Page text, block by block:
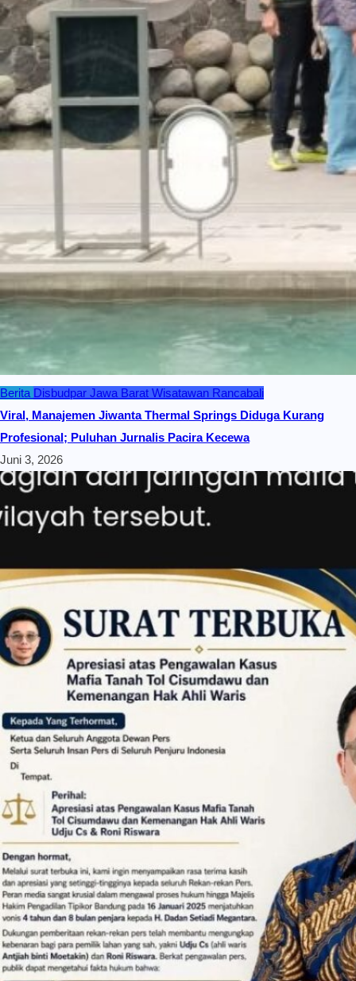
Berita Disbudpar Jawa Barat Wisatawan Rancabali
Viral, Manajemen Jiwanta Thermal Springs Diduga Kurang
Profesional; Puluhan Jurnalis Pacira Kecewa
Juni 3, 2026